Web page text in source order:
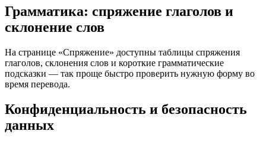
Грамматика: спряжение глаголов и
склонение слов
На странице «Спряжение» доступны таблицы спряжения
глаголов, склонения слов и короткие грамматические
подсказки — так проще быстро проверить нужную форму во
время перевода.
Конфиденциальность и безопасность
данных